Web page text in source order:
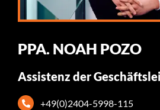
PPA. NOAH POZO
Assistenz der
+49(0)2404-5998-115